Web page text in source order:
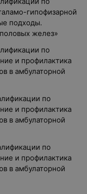
гипофизарной
подходы.
желез»
по
и профилактика
в амбулаторной
по
и профилактика
в амбулаторной
по
и профилактика
в амбулаторной